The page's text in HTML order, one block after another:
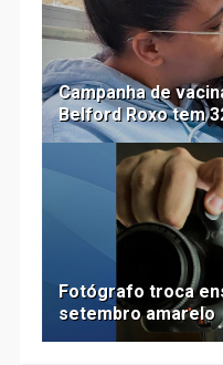
Campanha de
Belford Roxo tem
Fotógrafo troca
setembro amarelo